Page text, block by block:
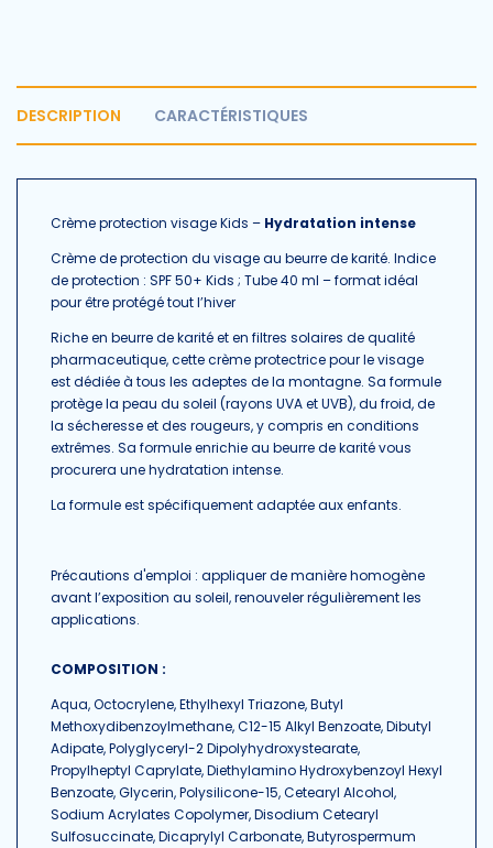
DESCRIPTION CARACTÉRISTIQUES
Crème protection visage Kids – Hydratation intense
Crème de protection du visage au beurre de karité. Indice
de protection : SPF 50+ Kids ; Tube 40 ml – format idéal
pour être protégé tout l’hiver
Riche en beurre de karité et en filtres solaires de qualité
pharmaceutique, cette crème protectrice pour le visage
est dédiée à tous les adeptes de la montagne. Sa formule
protège la peau du soleil (rayons UVA et UVB), du froid, de
la sécheresse et des rougeurs, y compris en conditions
extrêmes. Sa formule enrichie au beurre de karité vous
procurera une hydratation intense.
La formule est spécifiquement adaptée aux enfants.
Précautions d'emploi : appliquer de manière homogène
avant l’exposition au soleil, renouveler régulièrement les
applications.
COMPOSITION :
Aqua, Octocrylene, Ethylhexyl Triazone, Butyl
Methoxydibenzoylmethane, C12-15 Alkyl Benzoate, Dibutyl
Adipate, Polyglyceryl-2 Dipolyhydroxystearate,
Propylheptyl Caprylate, Diethylamino Hydroxybenzoyl Hexyl
Benzoate, Glycerin, Polysilicone-15, Cetearyl Alcohol,
Sodium Acrylates Copolymer, Disodium Cetearyl
Sulfosuccinate, Dicaprylyl Carbonate, Butyrospermum